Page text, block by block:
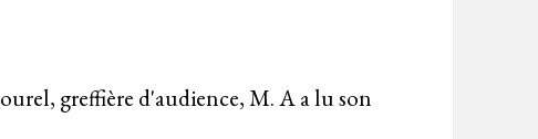
greffière d'audience, M. A a lu son